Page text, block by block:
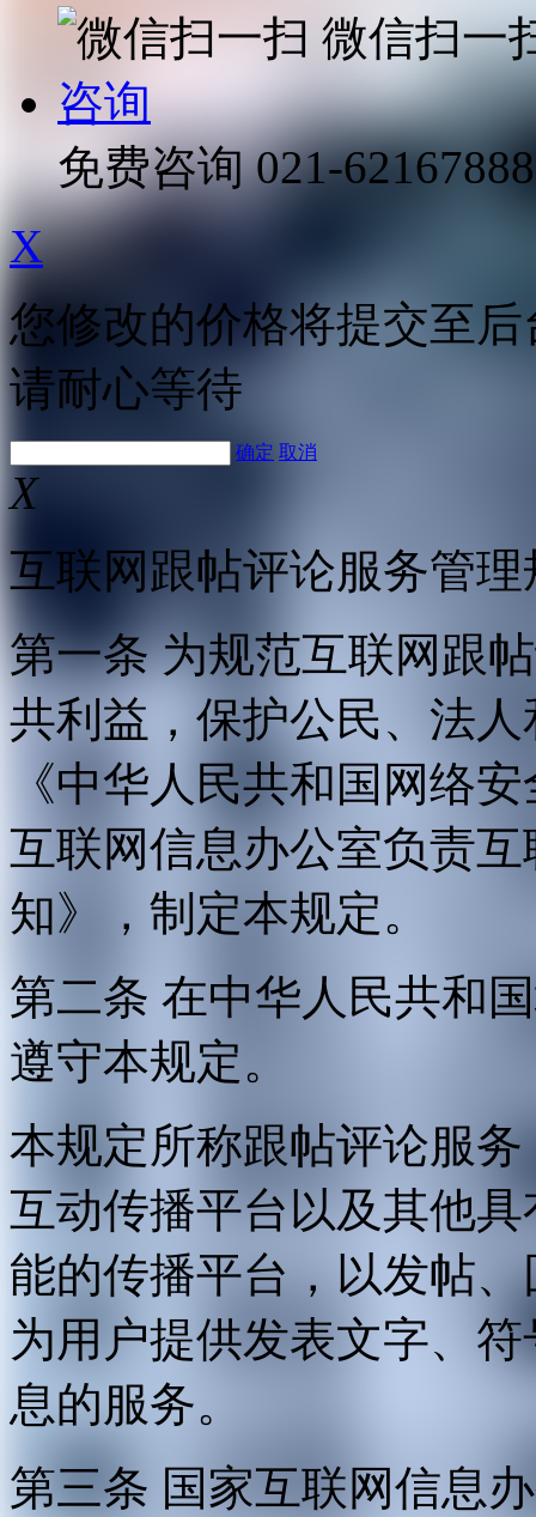
微信扫一
咨询
免费咨询 021-62167888
X
您修改的价格将提交至
请耐心等待
确定 取消
X
互联网跟帖评论服务管理
第一条 为规范互联网跟
共利益，保护公民、法
《中华人民共和国网络
互联网信息办公室负责
知》，制定本规定。
第二条 在中华人民共和
遵守本规定。
本规定所称跟帖评论服
互动传播平台以及其他
能的传播平台，以发帖
为用户提供发表文字、
息的服务。
第三条 国家互联网信息